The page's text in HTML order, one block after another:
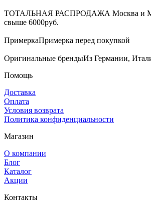
ТОТАЛЬНАЯ РАСПРОДАЖА Москва и
свыше 6000руб.
ПримеркаПримерка перед покупкой
Оригинальные брендыИз Германии,
Помощь
Доставка
Оплата
Условия возврата
Политика конфиденциальности
Магазин
О компании
Блог
Каталог
Акции
Контакты